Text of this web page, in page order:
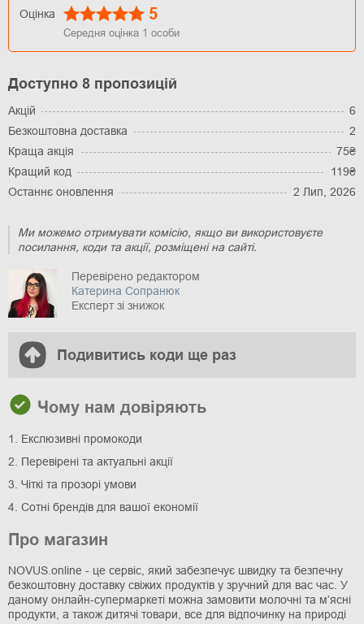
Оцінка 5
Середня оцінка 1 особи
Доступно 8 пропозицій
Акцій
6
Безкоштовна доставка
2
Краща акція
75₴
Кращий код
119₴
Останнє оновлення
2 Лип, 2026
Ми можемо отримувати комісію, якщо ви використовуєте
посилання, коди та акції, розміщені на сайті.
Перевірено редактором
Катерина Сопранюк
Експерт зі знижок
Подивитись коди ще раз
Чому нам довіряють
1. Екслюзивні промокоди
2. Перевірені та актуальні акції
3. Чіткі та прозорі умови
4. Сотні брендів для вашої економії
Про магазин
NOVUS.online - це сервіс, який забезпечує швидку та безпечну
безкоштовну доставку свіжих продуктів у зручний для вас час. У
даному онлайн-супермаркеті можна замовити молочні та м’ясні
продукти, а також дитячі товари, все для відпочинку на природі